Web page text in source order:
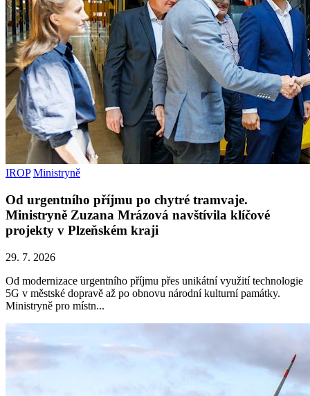
IROP Ministryně
Od urgentního příjmu po chytré tramvaje.
Ministryně Zuzana Mrázová navštívila klíčové
projekty v Plzeňském kraji
29. 7. 2026
Od modernizace urgentního příjmu přes unikátní využití technologie
5G v městské dopravě až po obnovu národní kulturní památky.
Ministryně pro místn...